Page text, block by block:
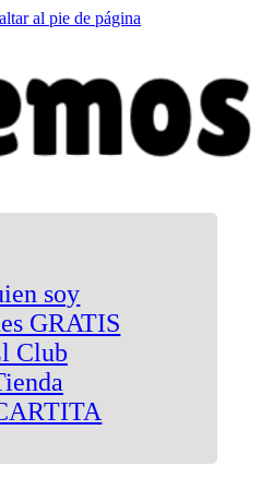
al pie de página
soy
GRATIS
Club